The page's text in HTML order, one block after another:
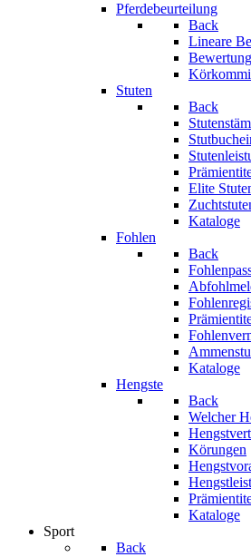
Pferdebeurteilung
Back
Lineare
Stuten
Back
Elite
Kataloge
Fohlen
Back
Kataloge
Hengste
Back
Welcher
Körungen
Kataloge
Sport
Back